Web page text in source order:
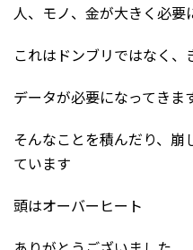
人、モノ、金が大きく必
これはドンブリではなく、
データが必要になってきま
そんなことを積んだり、崩
ています
頭はオーバーヒート